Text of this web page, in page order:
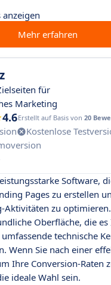
Mehr erfahren
für
Marketing
4.6Erstellt auf Basis von 20
Kostenlose
Software,
Pages zu erstellen
Aktivitäten zu
Oberfläche, die es
technische
Wenn Sie nach einer
Ihre Conversion-Raten
ideale Wahl sein.